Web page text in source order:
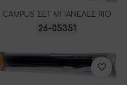
CAMPUS ΣΕΤ ΜΠΑΝΕΛΕΣ RIO
26-05351